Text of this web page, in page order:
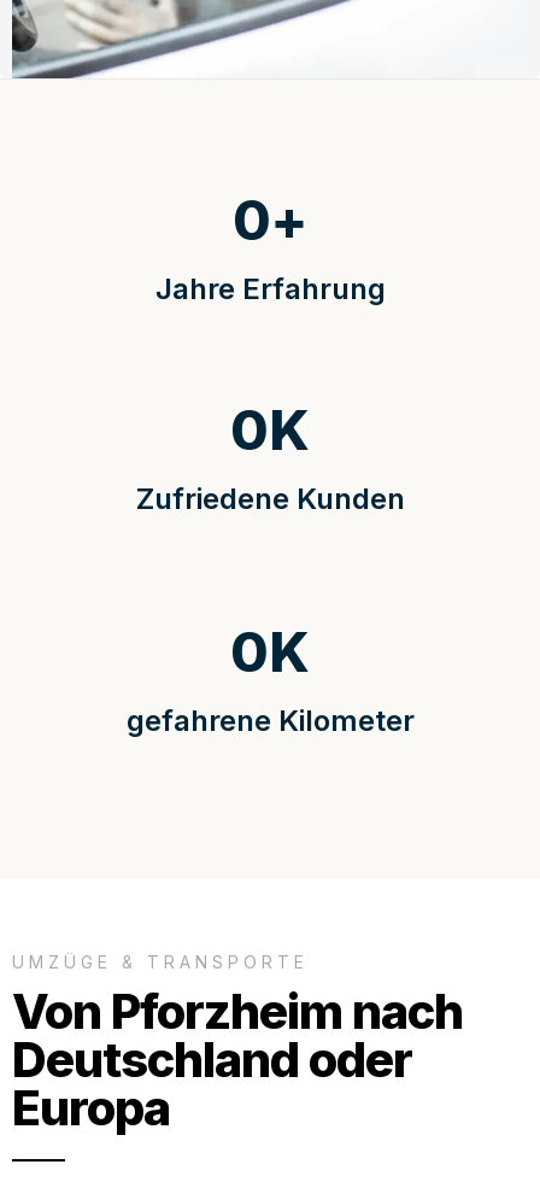
Jahre Erfahrung
0+
Zufriedene Kunden
0K
gefahrene Kilometer
0K
UMZÜGE & TRANSPORTE
Von Pforzheim nach
Deutschland oder
Europa